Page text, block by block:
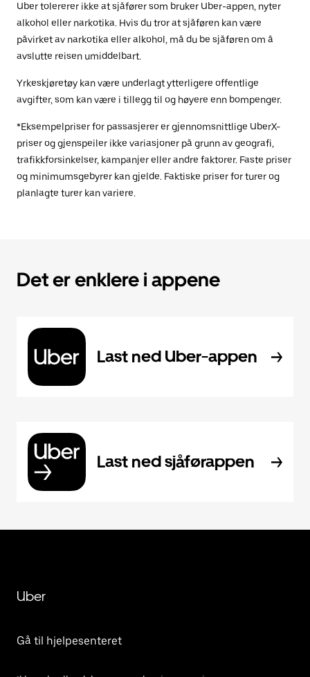
Uber tolererer ikke at sjåfører som bruker Uber-appen, nyter
alkohol eller narkotika. Hvis du tror at sjåføren kan være
påvirket av narkotika eller alkohol, må du be sjåføren om å
avslutte reisen umiddelbart.
Yrkeskjøretøy kan være underlagt ytterligere offentlige
avgifter, som kan være i tillegg til og høyere enn bompenger.
*Eksempelpriser for passasjerer er gjennomsnittlige UberX-
priser og gjenspeiler ikke variasjoner på grunn av geografi,
trafikkforsinkelser, kampanjer eller andre faktorer. Faste priser
og minimumsgebyrer kan gjelde. Faktiske priser for turer og
planlagte turer kan variere.
Det er enklere i appene
Last ned Uber-appen
Last ned sjåførappen
Uber
Gå til hjelpesenteret